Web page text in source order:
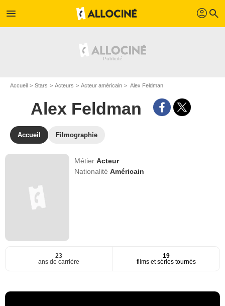
menu profil search
Accueil Stars Acteurs Acteur américain Alex Feldman
Alex Feldman
Accueil Filmographie
MétierActeur
NationalitéAméricain
23
ans de carrière
19
films et séries tournés